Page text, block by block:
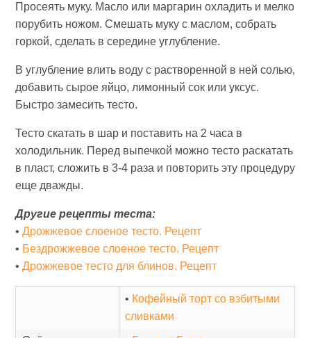
Просеять муку. Масло или маргарин охладить и мелко
порубить ножом. Смешать муку с маслом, собрать
горкой, сделать в середине углубление.
В углубление влить воду с растворенной в ней солью,
добавить сырое яйцо, лимонный сок или уксус.
Быстро замесить тесто.
Тесто скатать в шар и поставить на 2 часа в
холодильник. Перед выпечкой можно тесто раскатать
в пласт, сложить в 3-4 раза и повторить эту процедуру
еще дважды.
Другие рецепты теста:
•Дрожжевое слоеное тесто. Рецепт
• Бездрожжевое слоеное тесто. Рецепт
•Дрожжевое тесто для блинов. Рецепт
• Кофейный торт со взбитыми
сливками